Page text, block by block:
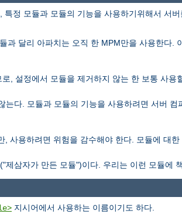
정 모듈과 모듈의 기능을 사용하기위해서 서
과 달리 아파치는 오직 한 MPM만을 사용한다.
, 설정에서 모듈을 제거하지 않는 한 보통 사용
다. 모듈과 모듈의 기능을 사용하려면 서버
사용하려면 위험을 감수해야 한다. 모듈에 대
삼자가 만든 모듈")이다. 우리는 이런 모듈에
지시어에서 사용하는 이름이기도 하다.